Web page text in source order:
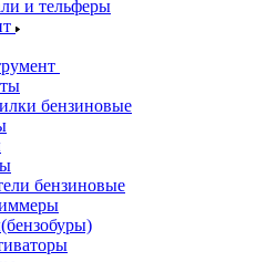
и тельферы
бензиновые
бензиновые